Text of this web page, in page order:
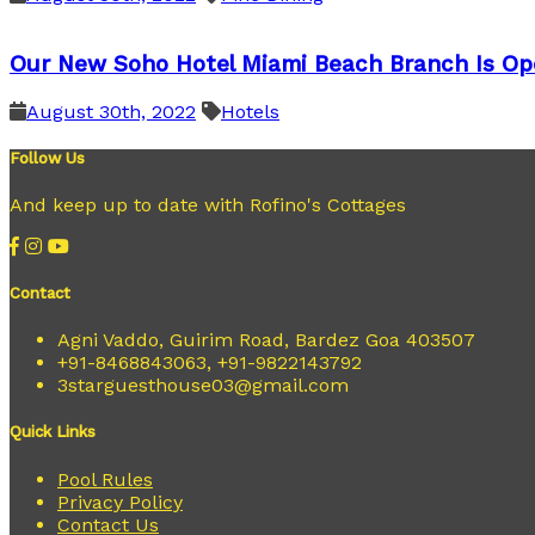
Our New Soho Hotel Miami Beach Branch Is
August 30th, 2022 Hotels
Follow Us
And keep up to date with Rofino's Cottages
Contact
Agni Vaddo, Guirim Road, Bardez Goa 403507
+91-8468843063, +91-9822143792
3starguesthouse03@gmail.com
Quick Links
Pool Rules
Privacy Policy
Contact Us